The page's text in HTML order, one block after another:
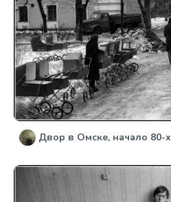
Двор в Омске, начало 80-х